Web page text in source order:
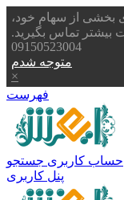
بخشی از سهام خود،
بیشتر تماس بگیرید.
09150523004
متوجه شدم
×
فهرست
حساب کاربری جستجو
پنل کاربری